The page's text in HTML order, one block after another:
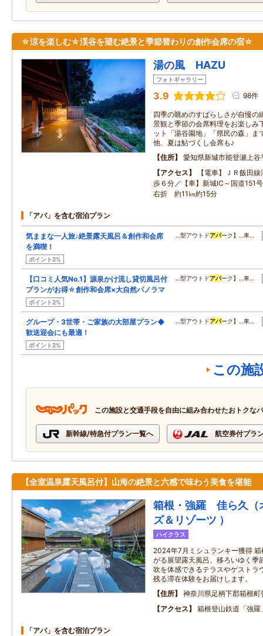
☆涼を楽しむ☆渓谷を望む絶景と季節替わりの創作会席の宿☆
湯の風 HAZU
フォトギャラリー
3.9 98件
四季の眺めのすばらしさが自慢の
景観と季節の会席料理をお楽しみ
ット「湯谷園地」「県民の森」ま
他、夏は鮎づくし会席も♪
住所
愛知県新城市能登瀬上谷
アクセス
【電車】ＪＲ飯田
歩６分／【車】新城IC～国道151
右折 約11㎞約15分
「アパ」を含む宿泊プラン
気ままな一人旅♪絶景露天風呂＆創作和会席
を満喫！
ポイント2%
…型アウトドアパーク】…車…
【口コミ人気No.1】源泉かけ流し貸切風呂付
プランがお得☆創作和会席×大自然パノラマ
ポイント2%
…型アウトドアパーク】…車…
グループ・3世帯・ご家族の大部屋プラン◆
歓送迎会にも最適！
ポイント2%
…型アウトドアパーク】…車…
この施
この施設と交通手段を自由に組み合わせたおトクな
新幹線/特急付プラン一覧へ 航空券付プラ
【全室温泉露天風呂付】山海の絶景と六感で味わう美食を堪能
箱根・強羅 佳ら久（
ズ＆リゾーツ ）
ハイクラス
2024年7月ミシュランキー獲得
がる展望露天風呂、移ろいゆく季
吹を体感できるテラスやゲストラ
残る滞在体験をお届けします。
住所
神奈川県足柄下郡箱根
アクセス
箱根登山鉄道「強
「アパ」を含む宿泊プラン